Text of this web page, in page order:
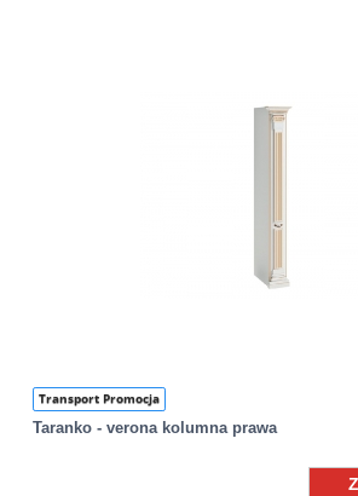
Transport Promocja
Taranko - verona kolumna prawa